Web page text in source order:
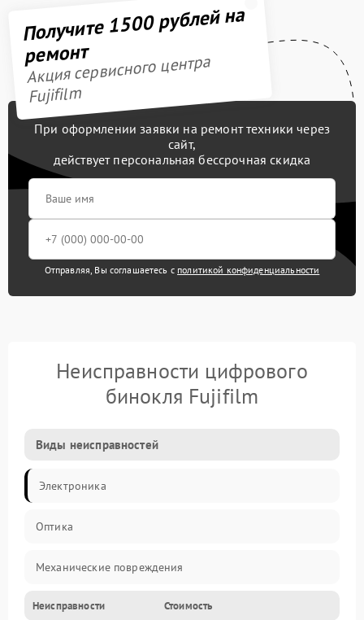
Получите 1500 рублей на
ремонт
Акция сервисного центра
Fujifilm
При оформлении заявки на ремонт техники через
сайт,
действует персональная бессрочная скидка
Отправляя, Вы соглашаетесь с политикой конфиденциальности
Неисправности цифрового
бинокля Fujifilm
Виды неисправностей
Электроника
Оптика
Механические повреждения
Видео
Неисправности Стоимость